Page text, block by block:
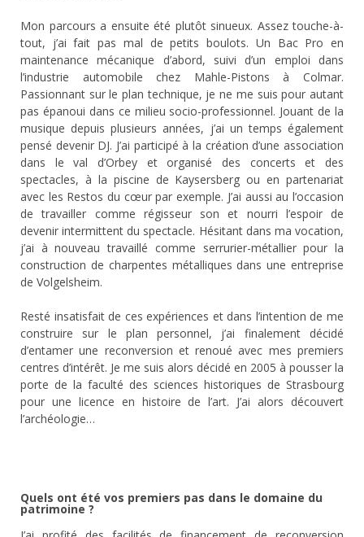
Mon parcours a ensuite été plutôt sinueux. Assez touche-à-
tout, j’ai fait pas mal de petits boulots. Un Bac Pro en
maintenance mécanique d’abord, suivi d’un emploi dans
l’industrie automobile chez Mahle-Pistons à Colmar.
Passionnant sur le plan technique, je ne me suis pour autant
pas épanoui dans ce milieu socio-professionnel. Jouant de la
musique depuis plusieurs années, j’ai un temps également
pensé devenir DJ. J’ai participé à la création d’une association
dans le val d’Orbey et organisé des concerts et des
spectacles, à la piscine de Kaysersberg ou en partenariat
avec les Restos du cœur par exemple. J’ai aussi au l’occasion
de travailler comme régisseur son et nourri l’espoir de
devenir intermittent du spectacle. Hésitant dans ma vocation,
j’ai à nouveau travaillé comme serrurier-métallier pour la
construction de charpentes métalliques dans une entreprise
de Volgelsheim.
Resté insatisfait de ces expériences et dans l’intention de me
construire sur le plan personnel, j’ai finalement décidé
d’entamer une reconversion et renoué avec mes premiers
centres d’intérêt. Je me suis alors décidé en 2005 à pousser la
porte de la faculté des sciences historiques de Strasbourg
pour une licence en histoire de l’art. J’ai alors découvert
l’archéologie…
Quels ont été vos premiers pas dans le domaine du
patrimoine ?